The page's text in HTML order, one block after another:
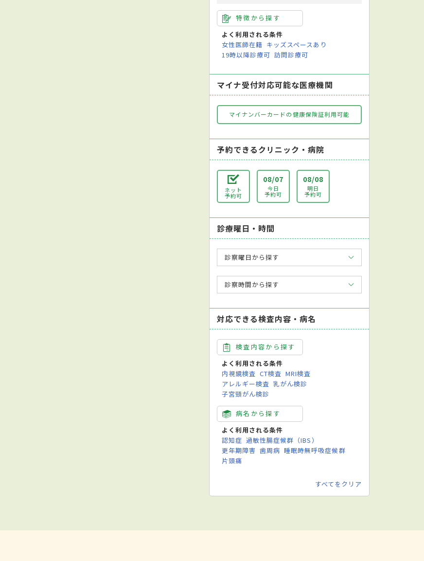
特徴から探す
よく利用される条件
女性医師在籍 キッズスペースあり
19時以降診療可 訪問診療可
マイナ受付対応可能な医療機関
マイナンバーカードの健康保険証利用可能
予約できるクリニック・病院
ネット
予約可
08/07
今日
予約可
08/08
明日
予約可
診療曜日・時間
診察曜日から探す
診察時間から探す
対応できる検査内容・病名
検査内容から探す
よく利用される条件
内視鏡検査 CT検査 MRI検査
アレルギー検査 乳がん検診
子宮頸がん検診
病名から探す
よく利用される条件
認知症 過敏性腸症候群（IBS）
更年期障害 歯周病 睡眠時無呼吸症候群
片頭痛
すべてをクリア